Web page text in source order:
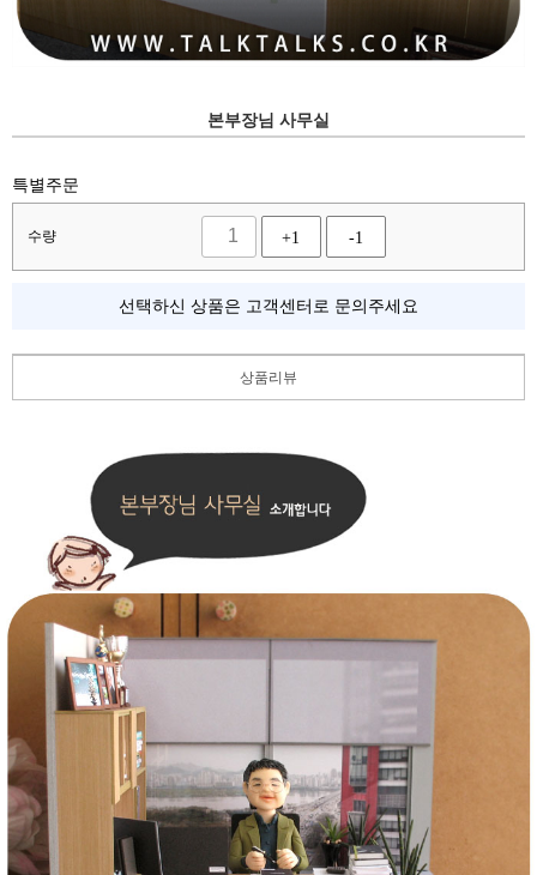
본부장님 사무실
특별주문
수량 +1 -1
선택하신 상품은 고객센터로 문의주세요
상품리뷰